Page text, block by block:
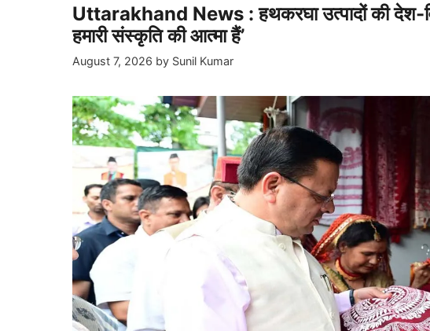
Uttarakhand News : हथकरघा उत्पादों की देश-
हमारी संस्कृति की आत्मा हैं’
August 7, 2026 by Sunil Kumar